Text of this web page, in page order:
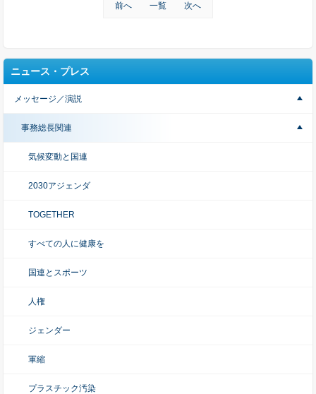
前へ 一覧 次へ
ニュース・プレス
メッセージ／演説
事務総長関連
気候変動と国連
2030アジェンダ
TOGETHER
すべての人に健康を
国連とスポーツ
人権
ジェンダー
軍縮
プラスチック汚染